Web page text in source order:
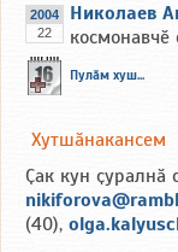
2004
22
Николаев
космонавчӗ
Пулӑм хуш...
Хутшӑнакансем
Ҫак кун ҫуралнӑ
(40),